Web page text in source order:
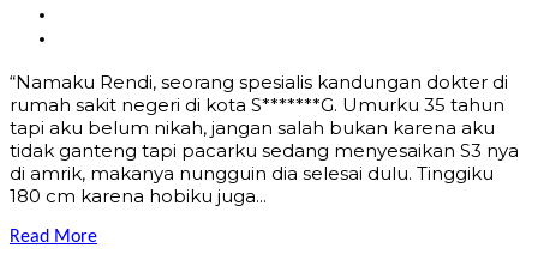
“Namaku Rendi, seorang spesialis kandungan dokter di
rumah sakit negeri di kota S*******G. Umurku 35 tahun
tapi aku belum nikah, jangan salah bukan karena aku
tidak ganteng tapi pacarku sedang menyesaikan S3 nya
di amrik, makanya nungguin dia selesai dulu. Tinggiku
180 cm karena hobiku juga...
Read More